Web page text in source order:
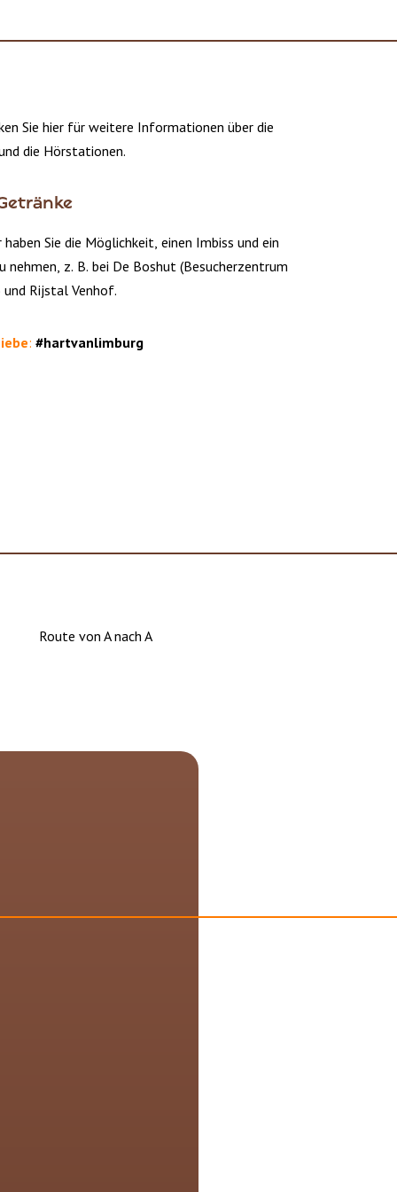
Sie hier für weitere Informationen über die
die Hörstationen.
haben Sie die Möglichkeit, einen Imbiss und ein
nehmen, z. B. bei De Boshut (Besucherzentrum
Rijstal Venhof.
: #hartvanlimburg
Route von A nach A